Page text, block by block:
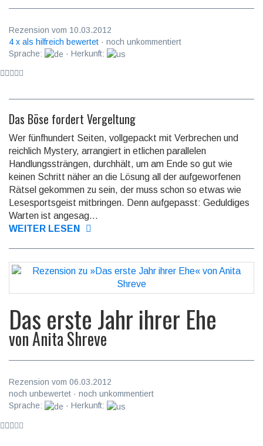
Rezension vom 10.03.2012
4 x als hilfreich bewertet · noch unkommentiert
Sprache:
· Herkunft:
Das Böse fordert Vergeltung
Wer fünfhundert Seiten, vollgepackt mit Verbrechen und
reichlich Mystery, arrangiert in etlichen parallelen
Handlungssträngen, durchhält, um am Ende so gut wie
keinen Schritt näher an die Lösung all der aufgeworfenen
Rätsel gekommen zu sein, der muss schon so etwas wie
Lesesportsgeist mitbringen. Denn aufgepasst: Geduldiges
Warten ist angesag...
WEITER LESEN
Das erste Jahr ihrer Ehe
vonAnita Shreve
Rezension vom 06.03.2012
noch unbewertet · noch unkommentiert
Sprache:
· Herkunft: